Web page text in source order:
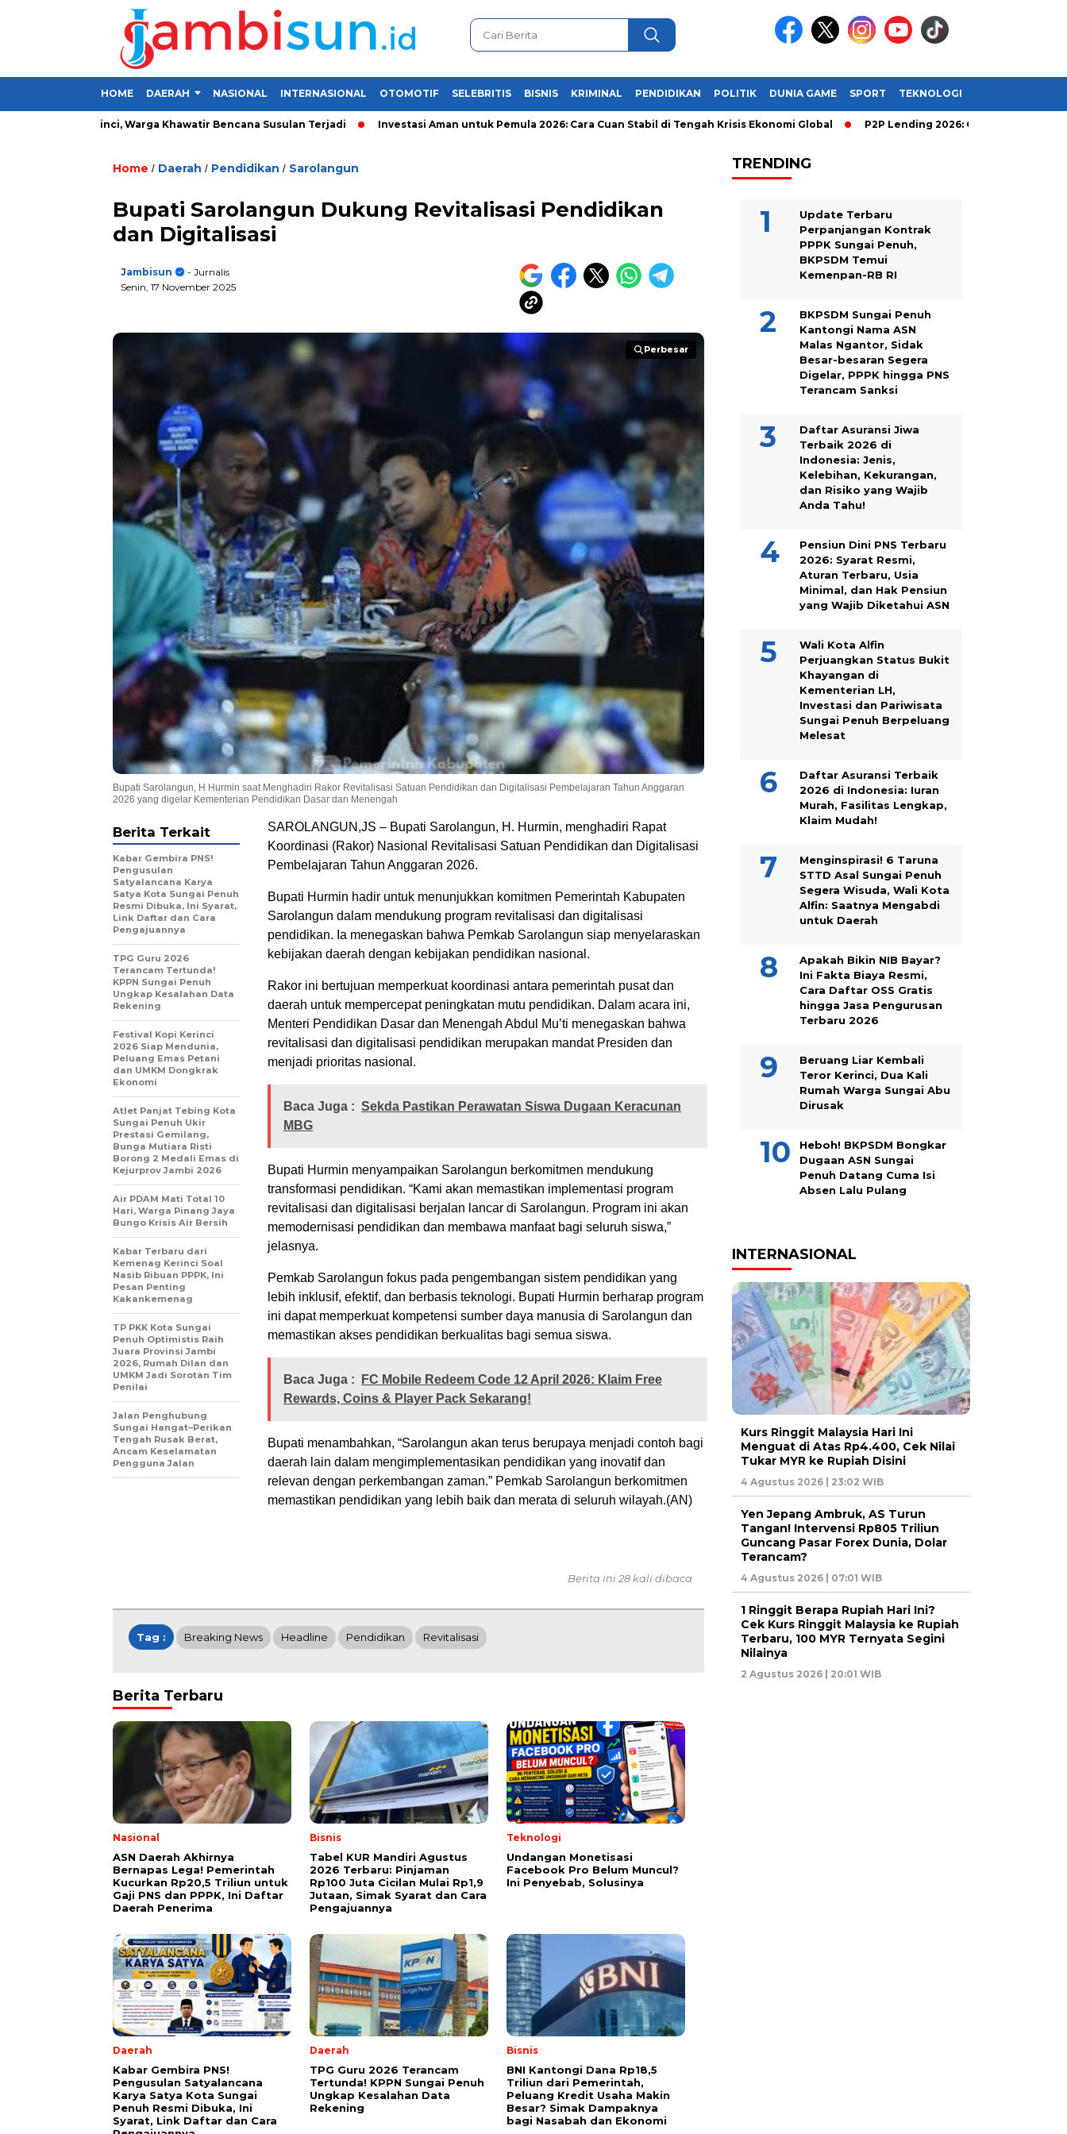
HOME DAERAH NASIONAL INTERNASIONAL OTOMOTIF SELEBRITIS BISNIS KRIMINAL PENDIDIKAN POLITIK DUNIA GAME SPORT TEKNOLOGI
di Kerinci, Warga Khawatir Bencana Susulan Terjadi Investasi Aman untuk Pemula 2026: Cara Cuan Stabil di Tengah Krisis Ekonomi Global P2P Lending 2026: Cara Cerdas
Home / Daerah / Pendidikan / Sarolangun
Bupati Sarolangun Dukung Revitalisasi Pendidikan
dan Digitalisasi
Jambisun
- Jurnalis
Senin, 17 November 2025
Perbesar
Perbesar
Bupati Sarolangun, H Hurmin saat Menghadiri Rakor Revitalisasi Satuan Pendidikan dan Digitalisasi Pembelajaran Tahun Anggaran
2026 yang digelar Kementerian Pendidikan Dasar dan Menengah
SAROLANGUN,JS – Bupati Sarolangun, H. Hurmin, menghadiri Rapat
Koordinasi (Rakor) Nasional Revitalisasi Satuan Pendidikan dan Digitalisasi
Pembelajaran Tahun Anggaran 2026.
Bupati Hurmin hadir untuk menunjukkan komitmen Pemerintah Kabupaten
Sarolangun dalam mendukung program revitalisasi dan digitalisasi
pendidikan. Ia menegaskan bahwa Pemkab Sarolangun siap menyelaraskan
kebijakan daerah dengan kebijakan pendidikan nasional.
Rakor ini bertujuan memperkuat koordinasi antara pemerintah pusat dan
daerah untuk mempercepat peningkatan mutu pendidikan. Dalam acara ini,
Menteri Pendidikan Dasar dan Menengah Abdul Mu’ti menegaskan bahwa
revitalisasi dan digitalisasi pendidikan merupakan mandat Presiden dan
menjadi prioritas nasional.
Baca Juga : Sekda Pastikan Perawatan Siswa Dugaan Keracunan
MBG
Bupati Hurmin menyampaikan Sarolangun berkomitmen mendukung
transformasi pendidikan. “Kami akan memastikan implementasi program
revitalisasi dan digitalisasi berjalan lancar di Sarolangun. Program ini akan
memodernisasi pendidikan dan membawa manfaat bagi seluruh siswa,”
jelasnya.
Pemkab Sarolangun fokus pada pengembangan sistem pendidikan yang
lebih inklusif, efektif, dan berbasis teknologi. Bupati Hurmin berharap program
ini dapat memperkuat kompetensi sumber daya manusia di Sarolangun dan
memastikan akses pendidikan berkualitas bagi semua siswa.
Baca Juga :
FC Mobile Redeem Code 12 April 2026: Klaim Free
Rewards, Coins & Player Pack Sekarang!
Bupati menambahkan, “Sarolangun akan terus berupaya menjadi contoh bagi
daerah lain dalam mengimplementasikan pendidikan yang inovatif dan
relevan dengan perkembangan zaman.” Pemkab Sarolangun berkomitmen
memastikan pendidikan yang lebih baik dan merata di seluruh wilayah.(AN)
Berita Terkait
Kabar Gembira PNS!
Pengusulan
Satyalancana Karya
Satya Kota Sungai Penuh
Resmi Dibuka, Ini Syarat,
Link Daftar dan Cara
Pengajuannya
TPG Guru 2026
Terancam Tertunda!
KPPN Sungai Penuh
Ungkap Kesalahan Data
Rekening
Festival Kopi Kerinci
2026 Siap Mendunia,
Peluang Emas Petani
dan UMKM Dongkrak
Ekonomi
Atlet Panjat Tebing Kota
Sungai Penuh Ukir
Prestasi Gemilang,
Bunga Mutiara Risti
Borong 2 Medali Emas di
Kejurprov Jambi 2026
Air PDAM Mati Total 10
Hari, Warga Pinang Jaya
Bungo Krisis Air Bersih
Kabar Terbaru dari
Kemenag Kerinci Soal
Nasib Ribuan PPPK, Ini
Pesan Penting
Kakankemenag
TP PKK Kota Sungai
Penuh Optimistis Raih
Juara Provinsi Jambi
2026, Rumah Dilan dan
UMKM Jadi Sorotan Tim
Penilai
Jalan Penghubung
Sungai Hangat–Perikan
Tengah Rusak Berat,
Ancam Keselamatan
Pengguna Jalan
Berita ini 28 kali dibaca
Tag : Breaking News Headline Pendidikan Revitalisasi
Berita Terbaru
Nasional
ASN Daerah Akhirnya
Bernapas Lega! Pemerintah
Kucurkan Rp20,5 Triliun untuk
Gaji PNS dan PPPK, Ini Daftar
Daerah Penerima
Bisnis
Tabel KUR Mandiri Agustus
2026 Terbaru: Pinjaman
Rp100 Juta Cicilan Mulai Rp1,9
Jutaan, Simak Syarat dan Cara
Pengajuannya
Teknologi
Undangan Monetisasi
Facebook Pro Belum Muncul?
Ini Penyebab, Solusinya
Daerah
Kabar Gembira PNS!
Pengusulan Satyalancana
Karya Satya Kota Sungai
Penuh Resmi Dibuka, Ini
Syarat, Link Daftar dan Cara
Daerah
TPG Guru 2026 Terancam
Tertunda! KPPN Sungai Penuh
Ungkap Kesalahan Data
Rekening
Bisnis
BNI Kantongi Dana Rp18,5
Triliun dari Pemerintah,
Peluang Kredit Usaha Makin
Besar? Simak Dampaknya
bagi Nasabah dan Ekonomi
TRENDING
Update Terbaru
Perpanjangan Kontrak
PPPK Sungai Penuh,
BKPSDM Temui
Kemenpan-RB RI
BKPSDM Sungai Penuh
Kantongi Nama ASN
Malas Ngantor, Sidak
Besar-besaran Segera
Digelar, PPPK hingga PNS
Terancam Sanksi
Daftar Asuransi Jiwa
Terbaik 2026 di
Indonesia: Jenis,
Kelebihan, Kekurangan,
dan Risiko yang Wajib
Anda Tahu!
Pensiun Dini PNS Terbaru
2026: Syarat Resmi,
Aturan Terbaru, Usia
Minimal, dan Hak Pensiun
yang Wajib Diketahui ASN
Wali Kota Alfin
Perjuangkan Status Bukit
Khayangan di
Kementerian LH,
Investasi dan Pariwisata
Sungai Penuh Berpeluang
Melesat
Daftar Asuransi Terbaik
2026 di Indonesia: Iuran
Murah, Fasilitas Lengkap,
Klaim Mudah!
Menginspirasi! 6 Taruna
STTD Asal Sungai Penuh
Segera Wisuda, Wali Kota
Alfin: Saatnya Mengabdi
untuk Daerah
Apakah Bikin NIB Bayar?
Ini Fakta Biaya Resmi,
Cara Daftar OSS Gratis
hingga Jasa Pengurusan
Terbaru 2026
Beruang Liar Kembali
Teror Kerinci, Dua Kali
Rumah Warga Sungai Abu
Dirusak
Heboh! BKPSDM Bongkar
Dugaan ASN Sungai
Penuh Datang Cuma Isi
Absen Lalu Pulang
INTERNASIONAL
Kurs Ringgit Malaysia Hari Ini
Menguat di Atas Rp4.400, Cek Nilai
Tukar MYR ke Rupiah Disini
4 Agustus 2026 | 23:02 WIB
Yen Jepang Ambruk, AS Turun
Tangan! Intervensi Rp805 Triliun
Guncang Pasar Forex Dunia, Dolar
Terancam?
4 Agustus 2026 | 07:01 WIB
1 Ringgit Berapa Rupiah Hari Ini?
Cek Kurs Ringgit Malaysia ke Rupiah
Terbaru, 100 MYR Ternyata Segini
Nilainya
2 Agustus 2026 | 20:01 WIB